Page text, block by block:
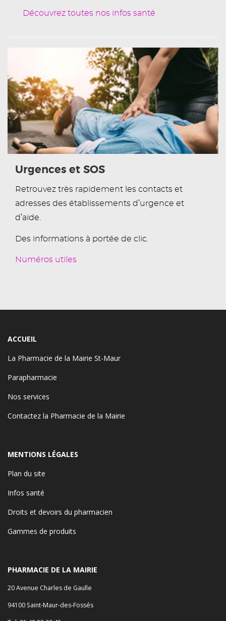
Découvrez toutes nos infos santé
Urgences et SOS
Retrouvez très rapidement les contacts et
adresses des établissements d’urgence et
d’aide.
Des informations à portée de clic.
Numéros utiles
ACCUEIL
La Pharmacie de la Mairie St-Maur
Parapharmacie
Nos services
Contactez la Pharmacie de la Mairie
MENTIONS LÉGALES
Plan du site
Infos santé
Droits et devoirs du pharmacien
Gammes de produits
PHARMACIE DE LA MAIRIE
20 Avenue Charles de Gaulle
94100 Saint-Maur-des-Fossés